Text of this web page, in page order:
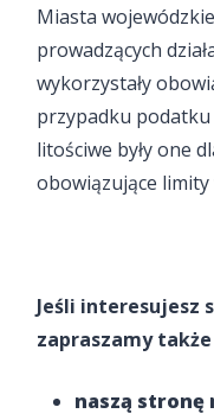
Miasta
prowadzących
wykorzystały
przypadku
litościwe były one
obowiązujące limity
Jeśli interesujesz
zapraszamy
naszą stronę